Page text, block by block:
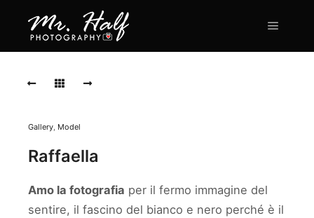
DSC_7249
DSC_7207-
Gallery, Model
Raffaella
Amo la fotografia per il fermo immagine del
sentire, il fascino del bianco e nero perché è il